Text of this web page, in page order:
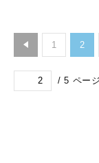
1 2
/ 5 ページ